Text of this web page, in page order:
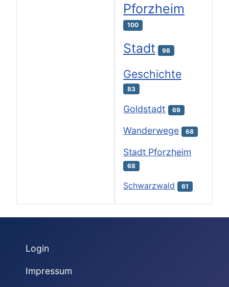
Pforzheim
100
Stadt 98
Geschichte
83
Goldstadt 69
Wanderwege 68
Stadt Pforzheim
68
Schwarzwald 61
Login
Impressum